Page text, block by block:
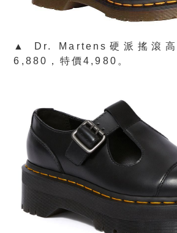
▲ Dr. Martens硬派搖滾高
6,880，特價4,980。